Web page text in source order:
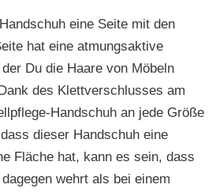
eine Seite mit den
hat eine atmungsaktive
Du die Haare von Möbeln
des Klettverschlusses am
Handschuh an jede Größe
dieser Handschuh eine
Fläche hat, kann es sein, dass
wehrt als bei einem